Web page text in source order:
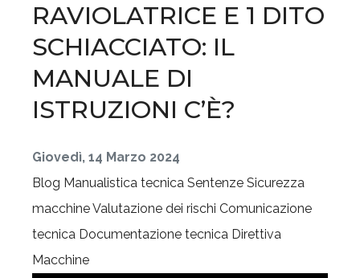
RAVIOLATRICE E 1 DITO
SCHIACCIATO: IL
MANUALE DI
ISTRUZIONI C’È?
Giovedì, 14 Marzo 2024
Blog Manualistica tecnica Sentenze Sicurezza
macchineValutazione dei rischi Comunicazione
tecnica Documentazione tecnica Direttiva
Macchine